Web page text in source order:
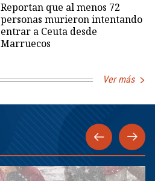
Reportan que al menos 72
personas murieron intentando
entrar a Ceuta desde
Marruecos
Ver más